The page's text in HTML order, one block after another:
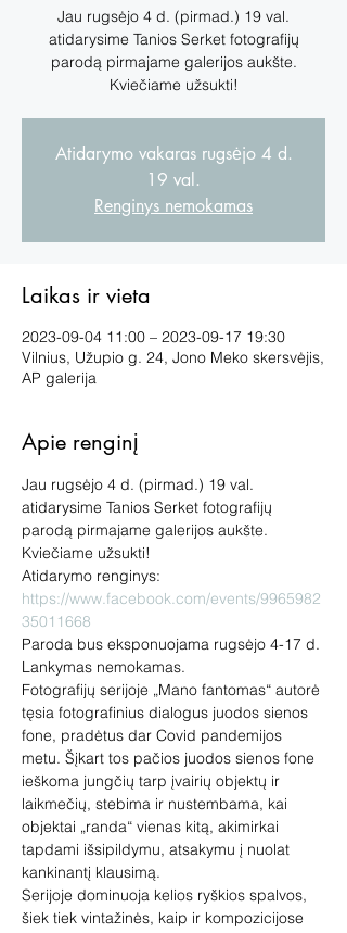
Jau rugsėjo 4 d. (pirmad.) 19 val.
atidarysime Tanios Serket fotografijų
parodą pirmajame galerijos aukšte.
Kviečiame užsukti!
Atidarymo vakaras rugsėjo 4 d.
19 val.
Renginys nemokamas
Laikas ir vieta
2023-09-04 11:00 – 2023-09-17 19:30
Vilnius, Užupio g. 24, Jono Meko skersvėjis,
AP galerija
Apie renginį
Jau rugsėjo 4 d. (pirmad.) 19 val.
atidarysime Tanios Serket fotografijų
parodą pirmajame galerijos aukšte.
Kviečiame užsukti!
Atidarymo renginys:
https://www.facebook.com/events/9965982
35011668
Paroda bus eksponuojama rugsėjo 4-17 d.
Lankymas nemokamas.
Fotografijų serijoje „Mano fantomas“ autorė
tęsia fotografinius dialogus juodos sienos
fone, pradėtus dar Covid pandemijos
metu. Šįkart tos pačios juodos sienos fone
ieškoma jungčių tarp įvairių objektų ir
laikmečių, stebima ir nustembama, kai
objektai „randa“ vienas kitą, akimirkai
tapdami išsipildymu, atsakymu į nuolat
kankinantį klausimą.
Serijoje dominuoja kelios ryškios spalvos,
šiek tiek vintažinės, kaip ir kompozicijose